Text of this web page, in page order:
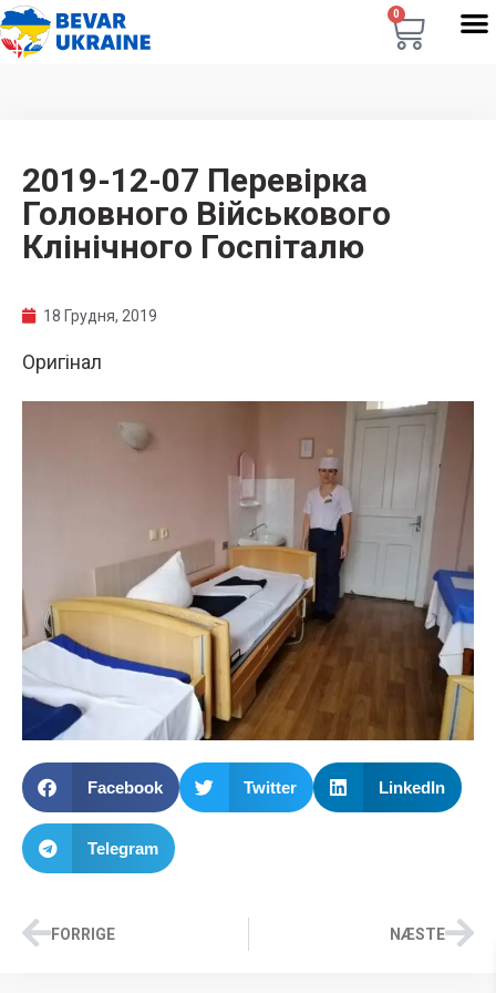
0
2019-12-07 Перевірка
Головного Військового
Клінічного Госпіталю
18 Грудня, 2019
Оригінал
Facebook Twitter LinkedIn
Telegram
FORRIGE NÆSTE